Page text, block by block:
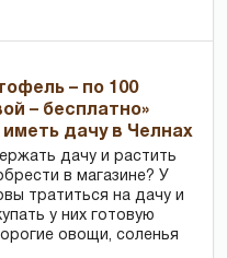
– по 100
– бесплатно»
дачу в Челнах
дачу и растить
в магазине? У
тратиться на дачу и
у них готовую
овощи, соленья